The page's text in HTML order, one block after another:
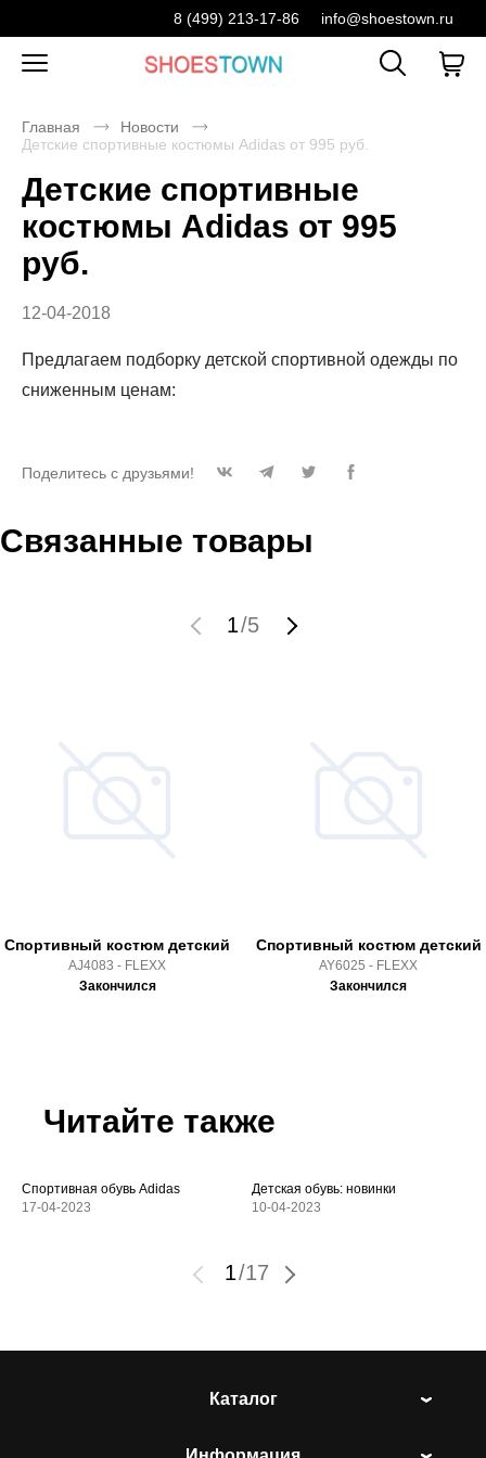
8 (499) 213-17-86 info@shoestown.ru
Главная
Новости
Детские спортивные костюмы Adidas от 995 руб.
Детские спортивные
костюмы Adidas от 995
руб.
12-04-2018
Предлагаем подборку детской спортивной одежды по
сниженным ценам:
Поделитесь с друзьями!
Связанные товары
1/5
Спортивный костюм детский
AJ4083 - FLEXX
Закончился
Спортивный костюм детский
AY6025 - FLEXX
Закончился
Читайте также
Спортивная обувь Adidas
17-04-2023
Детская обувь: новинки
10-04-2023
1/17
Каталог